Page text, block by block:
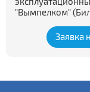
"Вымпелком"
Заявка